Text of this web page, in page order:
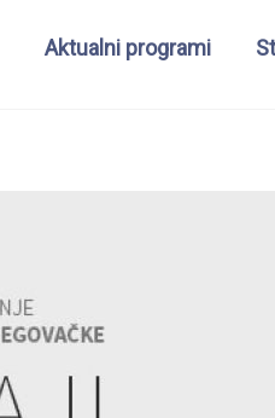
Aktualni programi